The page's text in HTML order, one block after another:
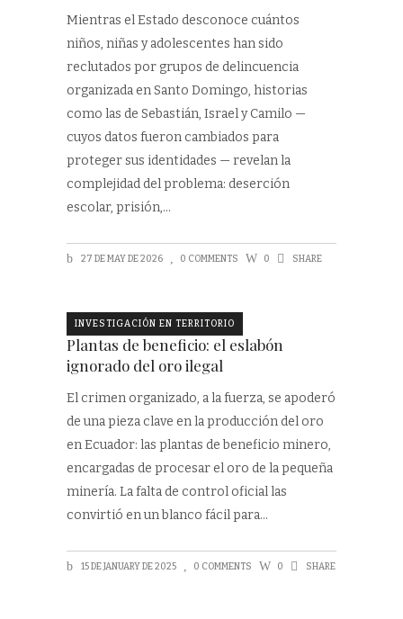
Mientras el Estado desconoce cuántos
niños, niñas y adolescentes han sido
reclutados por grupos de delincuencia
organizada en Santo Domingo, historias
como las de Sebastián, Israel y Camilo —
cuyos datos fueron cambiados para
proteger sus identidades — revelan la
complejidad del problema: deserción
escolar, prisión,
27 DE MAY DE 2026 0 COMMENTS 0 SHARE
INVESTIGACIÓN EN TERRITORIO
Plantas de beneficio: el eslabón
ignorado del oro ilegal
El crimen organizado, a la fuerza, se apoderó
de una pieza clave en la producción del oro
en Ecuador: las plantas de beneficio minero,
encargadas de procesar el oro de la pequeña
minería. La falta de control oficial las
convirtió en un blanco fácil para
15 DE JANUARY DE 2025 0 COMMENTS 0 SHARE